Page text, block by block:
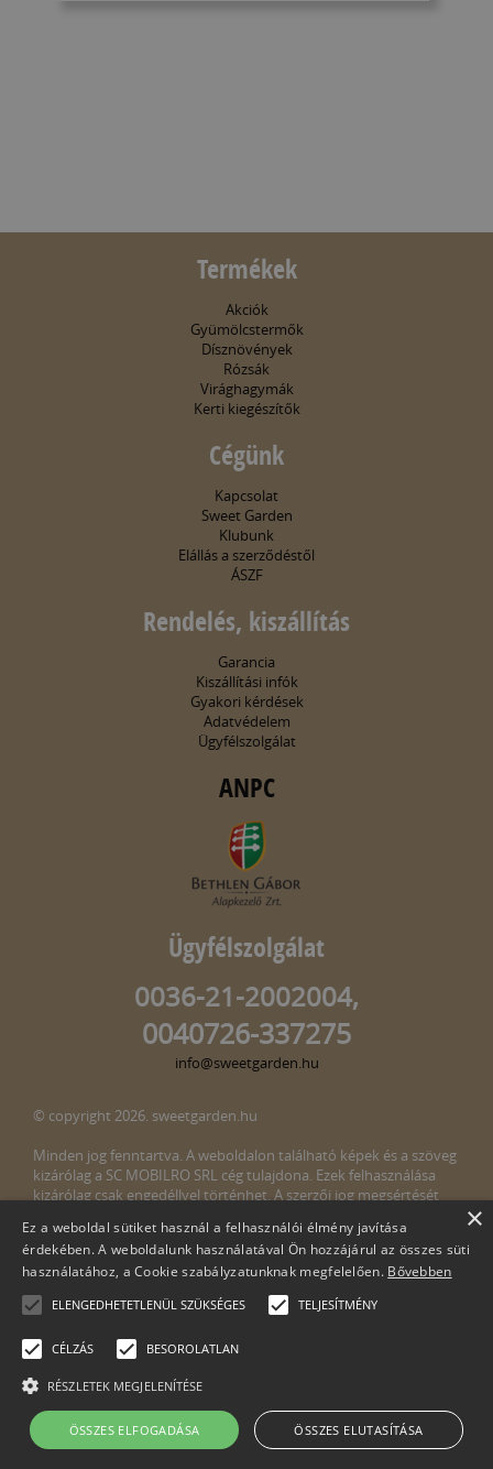
Termékek
Akciók
Gyümölcstermők
Dísznövények
Rózsák
Virághagymák
Kerti kiegészítők
Cégünk
Kapcsolat
Sweet Garden
Klubunk
Elállás a szerződéstől
ÁSZF
Rendelés, kiszállítás
Garancia
Kiszállítási infók
Gyakori kérdések
Adatvédelem
Ügyfélszolgálat
ANPC
Ügyfélszolgálat
0036-21-2002004,
0040726-337275
info@sweetgarden.hu
© copyright 2026. sweetgarden.hu
Minden jog fenntartva. A weboldalon található képek és a szöveg
kizárólag a SC MOBILRO SRL cég tulajdona. Ezek felhasználása
kizárólag csak engedéllyel történhet. A szerzői jog megsértését
megsértését észlelné, kérjük, jelezze ezt felénk a következő e-mail
címen:info@sweetgarden.hu
Cégnév: SC Mobilro SRL
Adószám: 30498990-2-51
×
Ez a weboldal sütiket használ a felhasználói élmény javítása
érdekében. A weboldalunk használatával Ön hozzájárul az összes süti
használatához, a Cookie szabályzatunknak megfelelően. Bővebben
ELENGEDHETETLENÜL SZÜKSÉGES TELJESÍTMÉNY
CÉLZÁS BESOROLATLAN
RÉSZLETEK MEGJELENÍTÉSE
ÖSSZES ELFOGADÁSA ÖSSZES ELUTASÍTÁSA